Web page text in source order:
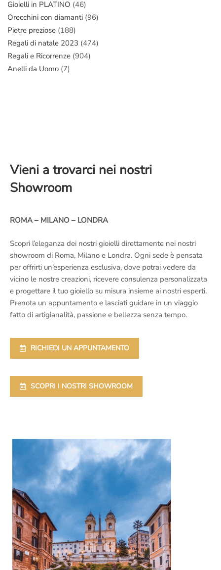
Gioielli in PLATINO (46)
Orecchini con diamanti (96)
Pietre preziose (188)
Regali di natale 2023 (474)
Regali e Ricorrenze (904)
Anelli da Uomo (7)
Vieni a trovarci nei nostri
Showroom
ROMA – MILANO – LONDRA
Scopri l’eleganza dei nostri gioielli direttamente nei nostri
showroom di Roma, Milano e Londra. Ogni sede è pensata
per offrirti un’esperienza esclusiva, dove potrai vedere da
vicino le nostre creazioni, ricevere consulenza personalizzata
e progettare il tuo gioiello su misura insieme ai nostri esperti.
Prenota un appuntamento e lasciati guidare in un viaggio
fatto di artigianalità, passione e bellezza senza tempo.
RICHIEDI UN APPUNTAMENTO
SCOPRI I NOSTRI SHOWROOM